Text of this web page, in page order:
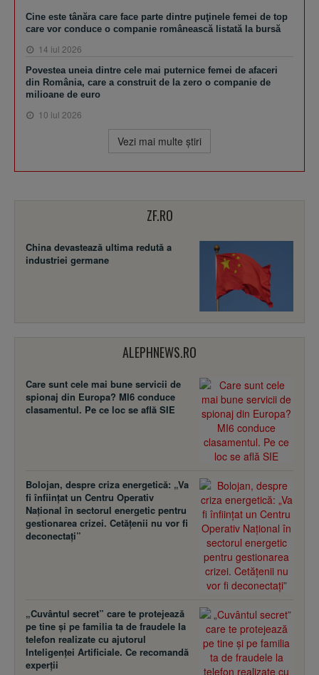
Cine este tânăra care face parte dintre puţinele femei de top
care vor conduce o companie românească listată la bursă
14 iul 2026
Povestea uneia dintre cele mai puternice femei de afaceri
din România, care a construit de la zero o companie de
milioane de euro
10 iul 2026
Vezi mai multe ştiri
ZF.RO
China devastează ultima redută a
industriei germane
ALEPHNEWS.RO
Care sunt cele mai bune servicii de
spionaj din Europa? MI6 conduce
clasamentul. Pe ce loc se află SIE
Bolojan, despre criza energetică: „Va
fi înființat un Centru Operativ
Național în sectorul energetic pentru
gestionarea crizei. Cetățenii nu vor fi
deconectați”
„Cuvântul secret” care te protejează
pe tine și pe familia ta de fraudele la
telefon realizate cu ajutorul
Inteligenței Artificiale. Ce recomandă
experții